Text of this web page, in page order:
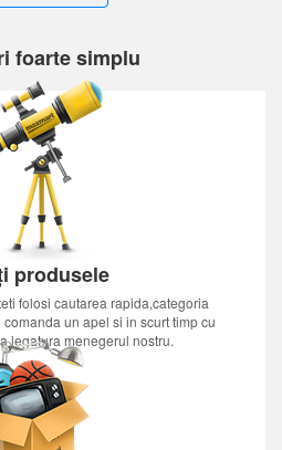
foarte simplu
produsele
folosi cautarea rapida,categoria
un apel si in scurt timp cu
legatura menegerul nostru.